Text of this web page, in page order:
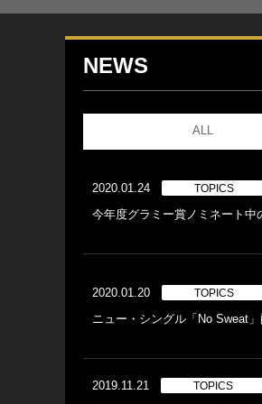
NEWS
ALL
2020.01.24 TOPICS
今年度グラミー賞ノミネート中
2020.01.20 TOPICS
ニュー・シングル「No Sweat」
2019.11.21 TOPICS